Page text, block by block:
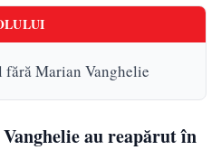
Marian Vanghelie
au reapărut în